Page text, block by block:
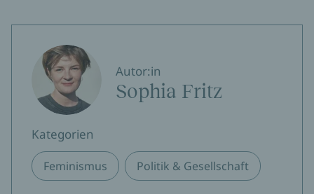
Autor:in
Sophia Fritz
Kategorien
Feminismus Politik & Gesellschaft